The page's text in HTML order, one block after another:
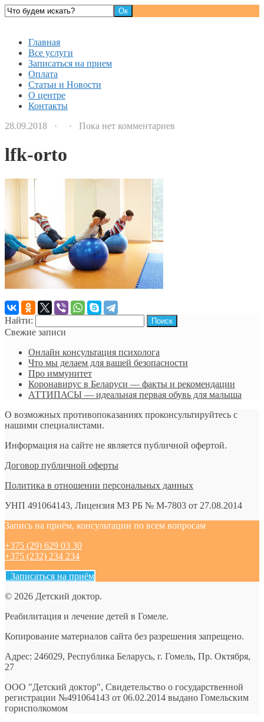
Главная
Все услуги
Записаться на прием
Оплата
Статьи и Новости
О центре
Контакты
28.09.2018 · · Пока нет комментариев
lfk-orto
Найти:
Свежие записи
Онлайн консультация психолога
Что мы делаем для вашей безопасности
Про иммунитет
Коронавирус в Беларуси — факты и рекомендации
АТТИПАСЫ — идеальная первая обувь для малыша
О возможных противопоказаниях проконсультируйтесь с
нашими специалистами.
Информация на сайте не является публичной офертой.
Договор публичной оферты
Политика в отношении персональных данных
УНП 491064143, Лицензия МЗ РБ № М-7803 от 27.08.2014
Запись на приём, консультации по всем вопросам
+375 (29) 629 03 30
+375 (232) 234 234
Записаться на приём
© 2026 Детский доктор.
Реабилитация и лечение детей в Гомеле.
Копирование материалов сайта без разрешения запрещено.
Адрес: 246029, Республика Беларусь, г. Гомель, Пр. Октября,
27
ООО "Детский доктор", Свидетельство о государственной
регистрации №491064143 от 06.02.2014 выдано Гомельским
горисполкомом